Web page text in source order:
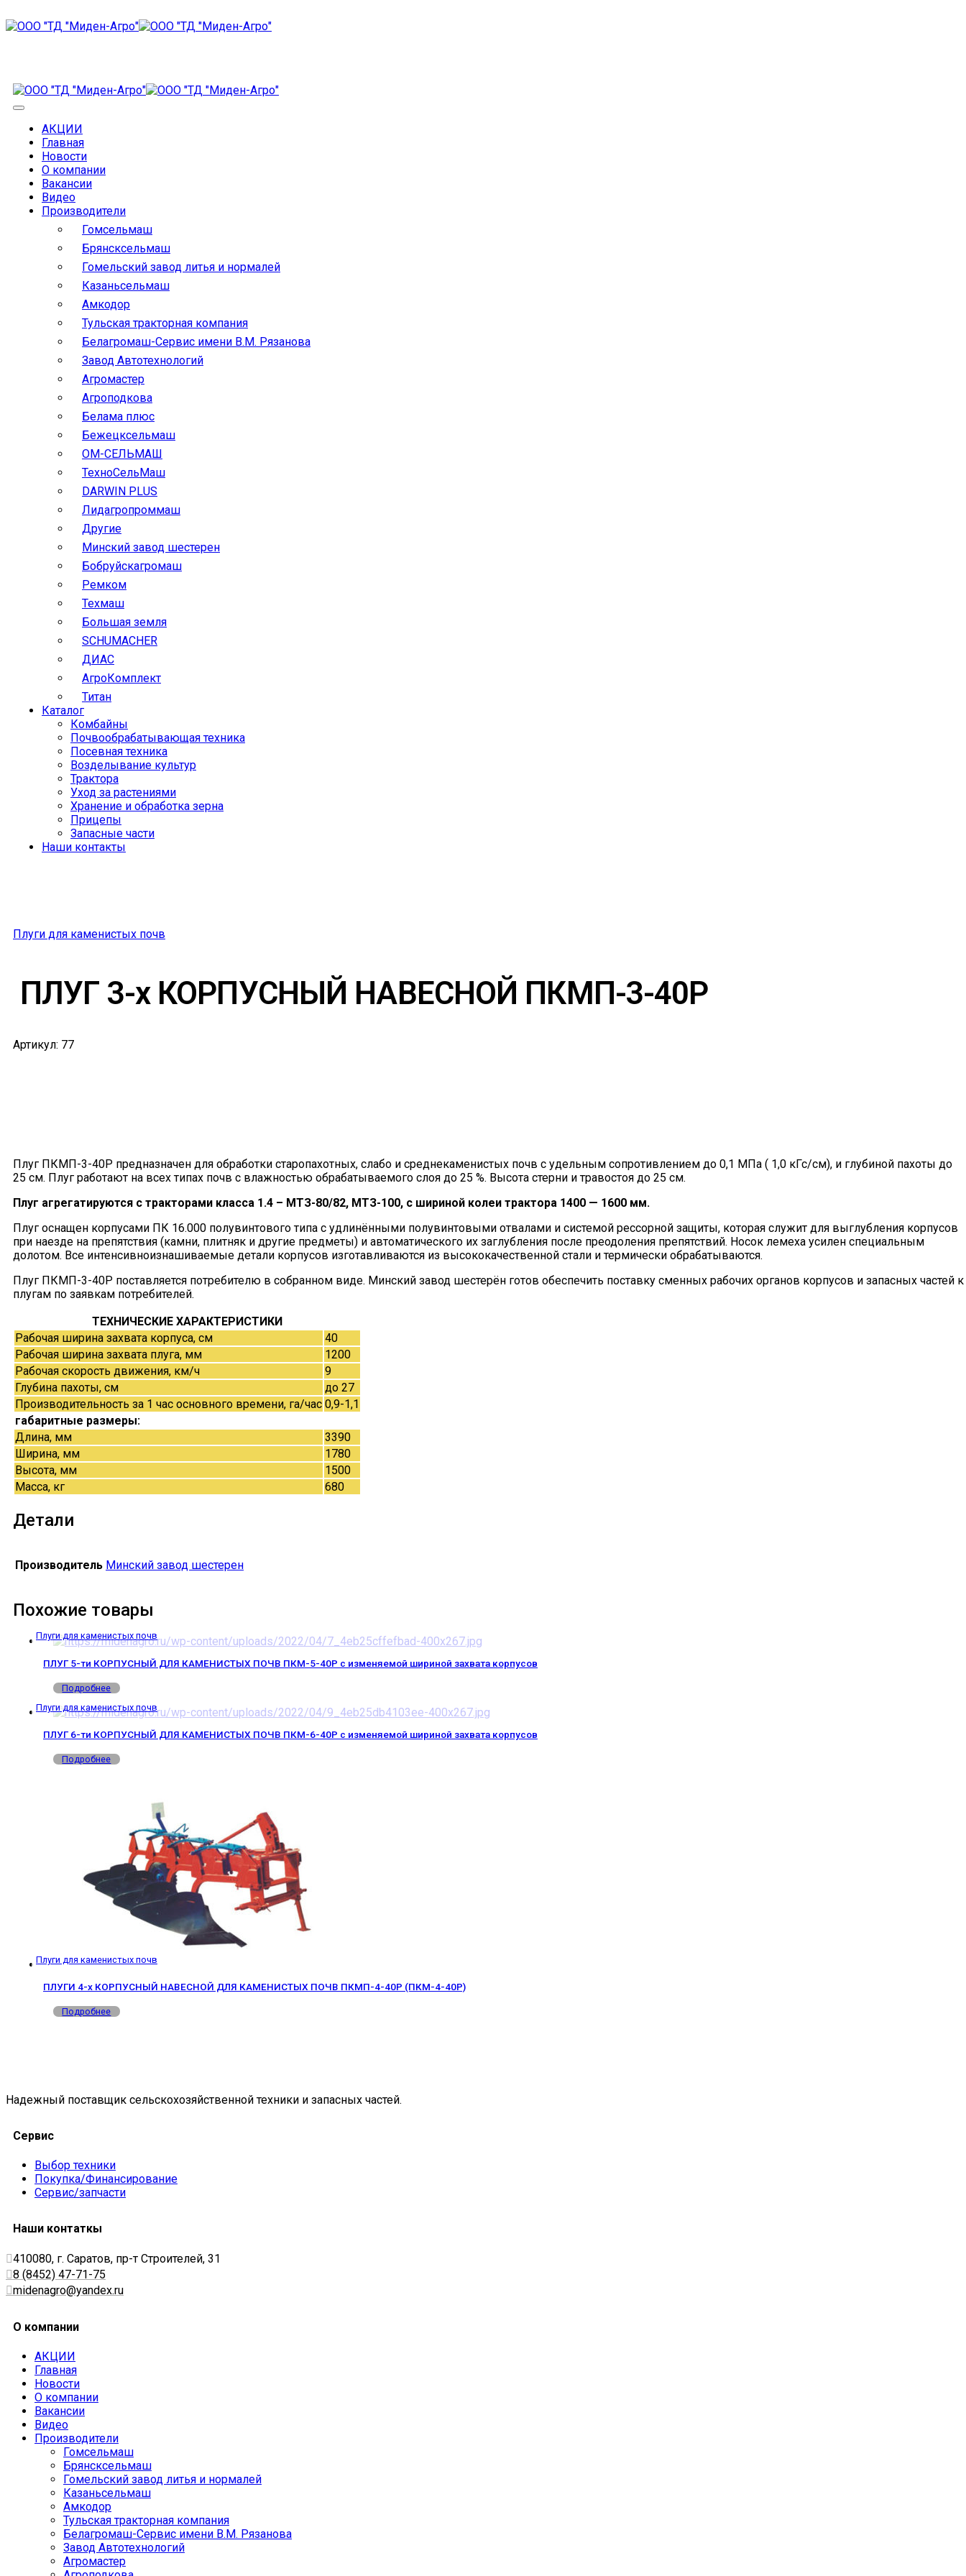
АКЦИИ
Главная
Новости
О компании
Вакансии
Видео
Производители
Гомсельмаш
Брянсксельмаш
Гомельский завод литья и нормалей
Казаньсельмаш
Амкодор
Тульская тракторная компания
Белагромаш-Сервис имени В.М. Рязанова
Завод Автотехнологий
Агромастер
Агроподкова
Белама плюс
Бежецксельмаш
ОМ-СЕЛЬМАШ
ТехноСельМаш
DARWIN PLUS
Лидагропроммаш
Другие
Минский завод шестерен
Бобруйскагромаш
Ремком
Техмаш
Большая земля
SCHUMACHER
ДИАС
АгроКомплект
Титан
Каталог
Комбайны
Почвообрабатывающая техника
Посевная техника
Возделывание культур
Трактора
Уход за растениями
Хранение и обработка зерна
Прицепы
Запасные части
Наши контакты
Плуги для каменистых почв
ПЛУГ 3-х КОРПУСНЫЙ НАВЕСНОЙ ПКМП-3-40Р
Артикул: 77
Плуг ПКМП-3-40Р предназначен для обработки старопахотных, слабо и среднекаменистых почв с удельным сопротивлением до 0,1 МПа ( 1,0 кГс/см), и глубиной пахоты до
25 см. Плуг работают на всех типах почв с влажностью обрабатываемого слоя до 25 %. Высота стерни и травостоя до 25 см.
Плуг агрегатируются с тракторами класса 1.4 – МТЗ-80/82, МТЗ-100, с шириной колеи трактора 1400 — 1600 мм.
Плуг оснащен корпусами ПК 16.000 полувинтового типа с удлинёнными полувинтовыми отвалами и системой рессорной защиты, которая служит для выглубления корпусов
при наезде на препятствия (камни, плитняк и другие предметы) и автоматического их заглубления после преодоления препятствий. Носок лемеха усилен специальным
долотом. Все интенсивноизнашиваемые детали корпусов изготавливаются из высококачественной стали и термически обрабатываются.
Плуг ПКМП-3-40Р поставляется потребителю в собранном виде. Минский завод шестерён готов обеспечить поставку сменных рабочих органов корпусов и запасных частей к
плугам по заявкам потребителей.
ТЕХНИЧЕСКИЕ ХАРАКТЕРИСТИКИ
Рабочая ширина захвата корпуса, см
40
Рабочая ширина захвата плуга, мм
1200
Рабочая скорость движения, км/ч
9
Глубина пахоты, см
до 27
Производительность за 1 час основного времени, га/час 0,9-1,1
габаритные размеры:
Длина, мм
3390
Ширина, мм
1780
Высота, мм
1500
Масса, кг
680
Детали
Производитель Минский завод шестерен
Похожие товары
Плуги для каменистых почв
ПЛУГ 5-ти КОРПУСНЫЙ ДЛЯ КАМЕНИСТЫХ ПОЧВ ПКМ-5-40Р с изменяемой шириной захвата корпусов
Подробнее
Плуги для каменистых почв
ПЛУГ 6-ти КОРПУСНЫЙ ДЛЯ КАМЕНИСТЫХ ПОЧВ ПКМ-6-40Р с изменяемой шириной захвата корпусов
Подробнее
Плуги для каменистых почв
ПЛУГИ 4-х КОРПУСНЫЙ НАВЕСНОЙ ДЛЯ КАМЕНИСТЫХ ПОЧВ ПКМП-4-40Р (ПКМ-4-40Р)
Подробнее
Надежный поставщик сельскохозяйственной техники и запасных частей.
Сервис
Выбор техники
Покупка/Финансирование
Сервис/запчасти
Наши контаткы
410080, г. Саратов, пр-т Строителей, 31
8 (8452) 47-71-75
midenagro@yandex.ru
О компании
АКЦИИ
Главная
Новости
О компании
Вакансии
Видео
Производители
Гомсельмаш
Брянсксельмаш
Гомельский завод литья и нормалей
Казаньсельмаш
Амкодор
Тульская тракторная компания
Белагромаш-Сервис имени В.М. Рязанова
Завод Автотехнологий
Агромастер